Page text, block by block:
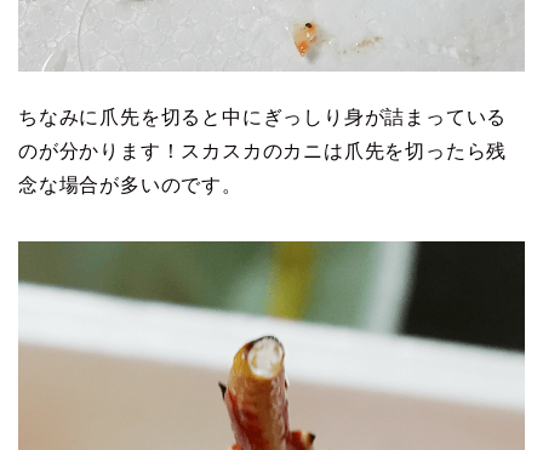
ちなみに爪先を切ると中にぎっしり身が詰まっている
のが分かります！スカスカのカニは爪先を切ったら残
念な場合が多いのです。